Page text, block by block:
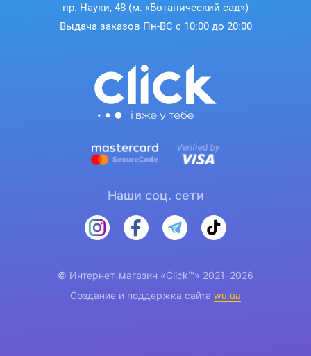
Оптимальное расположение
полок и ящиков
Верхняя часть этого холодильника
Имеет пять стеклянных полок с возможностью
удобными навесными нишами — две большие и три
маленькие, которые можно перемещать в разные
положения.
пр. Науки, 48 (м. «Ботанический сад»)
Выдача заказов Пн-ВС с 10:00 до 20:00
Наши соц. сети
© Интернет-магазин «Click™» 2021–2026
Создание и поддержка сайта wu.ua